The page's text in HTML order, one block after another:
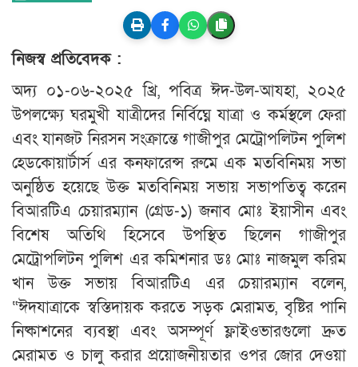
নিজস্ব প্রতিবেদক :
অদ্য ০১-০৬-২০২৫ খ্রি, পবিত্র ঈদ-উল-আযহা, ২০২৫
উপলক্ষ্যে ঘরমুখী যাত্রীদের নির্বিঘ্নে যাত্রা ও কর্মস্থলে ফেরা
এবং যানজট নিরসন সংক্রান্তে গাজীপুর মেট্রোপলিটন পুলিশ
হেডকোয়ার্টার্স এর কনফারেন্স রুমে এক মতবিনিময় সভা
অনুষ্ঠিত হয়েছে উক্ত মতবিনিময় সভায় সভাপতিত্ব করেন
বিআরটিএ চেয়ারম্যান (গ্রেড-১) জনাব মোঃ ইয়াসীন এবং
বিশেষ অতিথি হিসেবে উপস্থিত ছিলেন গাজীপুর
মেট্রোপলিটন পুলিশ এর কমিশনার ডঃ মোঃ নাজমুল করিম
খান উক্ত সভায় বিআরটিএ এর চেয়ারম্যান বলেন,
“ঈদযাত্রাকে স্বস্তিদায়ক করতে সড়ক মেরামত, বৃষ্টির পানি
নিষ্কাশনের ব্যবস্থা এবং অসম্পূর্ণ ফ্লাইওভারগুলো দ্রুত
মেরামত ও চালু করার প্রয়োজনীয়তার ওপর জোর দেওয়া